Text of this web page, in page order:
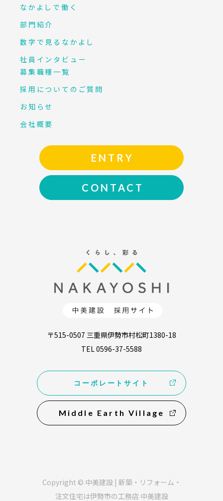
なかよしで働く
部門紹介
数字で見るなかよし
社員インタビュー
募集職種一覧
採用についてのご質問
お知らせ
会社概要
ENTRY
CONTACT
〒515-0507 三重県伊勢市村松町1380-18
TEL 0596-37-5588
コーポレートサイト
Middle Earth Village
Copyright © 中美建設 | 新築・リフォーム・
注文住宅は伊勢市の工務店 中美建設